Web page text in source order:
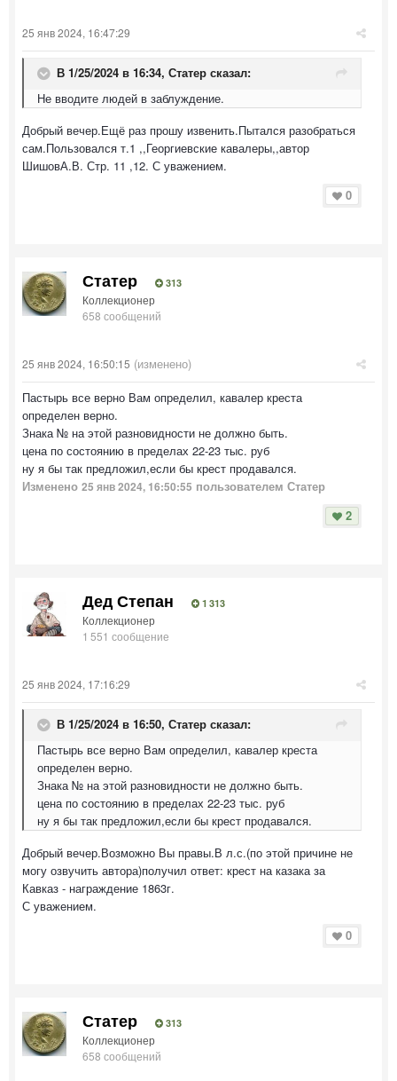
25 янв 2024, 16:47:29
В 1/25/2024 в 16:34, Статер сказал:
Не вводите людей в заблуждение.
Добрый вечер.Ещё раз прошу извенить.Пытался разобраться
сам.Пользовался т.1 ,,Георгиевские кавалеры,,автор
ШишовА.В. Стр. 11 ,12. С уважением.
0
Статер 313
Коллекционер
658 сообщений
25 янв 2024, 16:50:15 (изменено)
Пастырь все верно Вам определил, кавалер креста
определен верно.
Знака № на этой разновидности не должно быть.
цена по состоянию в пределах 22-23 тыс. руб
ну я бы так предложил,если бы крест продавался.
Изменено 25 янв 2024, 16:50:55 пользователем Статер
2
Дед Степан 1 313
Коллекционер
1 551 сообщение
25 янв 2024, 17:16:29
В 1/25/2024 в 16:50, Статер сказал:
Пастырь все верно Вам определил, кавалер креста
определен верно.
Знака № на этой разновидности не должно быть.
цена по состоянию в пределах 22-23 тыс. руб
ну я бы так предложил,если бы крест продавался.
Добрый вечер.Возможно Вы правы.В л.с.(по этой причине не
могу озвучить автора)получил ответ: крест на казака за
Кавказ - награждение 1863г.
С уважением.
0
Статер 313
Коллекционер
658 сообщений